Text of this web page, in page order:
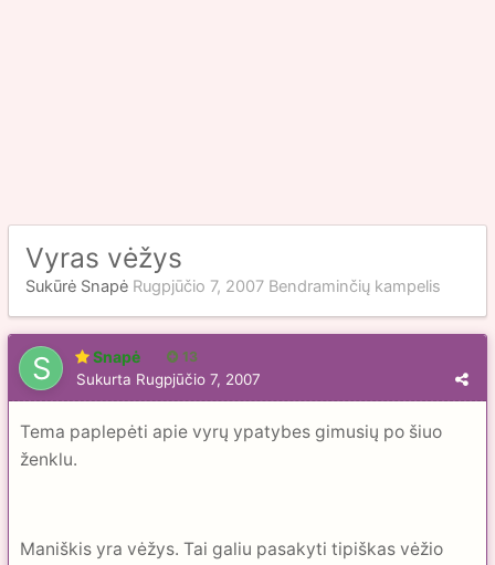
Vyras vėžys
Sukūrė Snapė Rugpjūčio 7, 2007 Bendraminčių kampelis
Snapė 13
Sukurta Rugpjūčio 7, 2007
Tema paplepėti apie vyrų ypatybes gimusių po šiuo
ženklu.
Maniškis yra vėžys. Tai galiu pasakyti tipiškas vėžio